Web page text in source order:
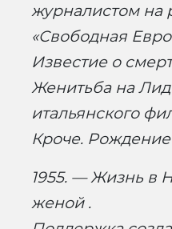
журналистом на
«Свободная
Известие о
Женитьба на
итальянского
Кроче.
1955. — Жизнь в
женой .